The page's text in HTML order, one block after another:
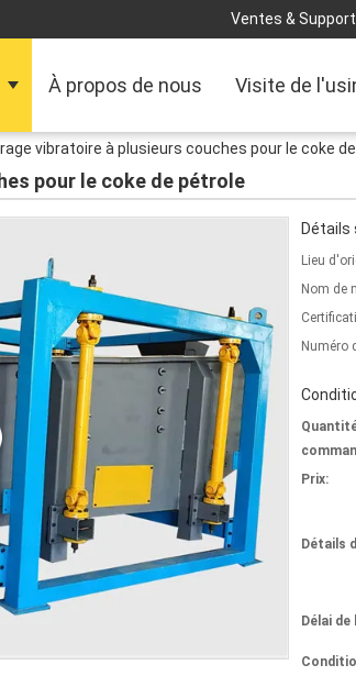
Ventes & Support
À propos de nous Visite de
vibratoire à plusieurs couches pour le coke
pour le coke de pétrole
Détails
Lieu
Nom de
Numéro
Prix:
Détails
Délai